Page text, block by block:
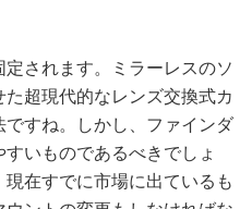
定されます。ミラーレスのソ
超現代的なレンズ交換式カ
すね。しかし、ファインダ
いものであるべきでしょ
在すでに市場に出ているも